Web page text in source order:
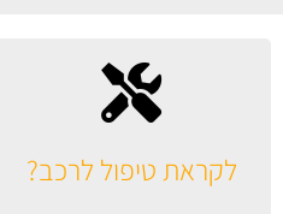
לקראת טיפול לרכב?